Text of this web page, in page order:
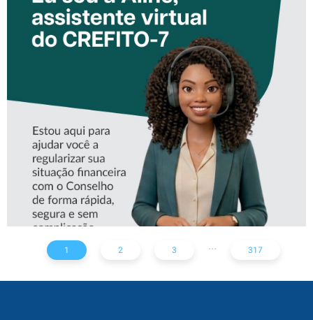
CONHEÇA A ‘ALINE’,
ASSISTENTE VIRTUAL DO
CREFITO-7
1 2 3 ... 317